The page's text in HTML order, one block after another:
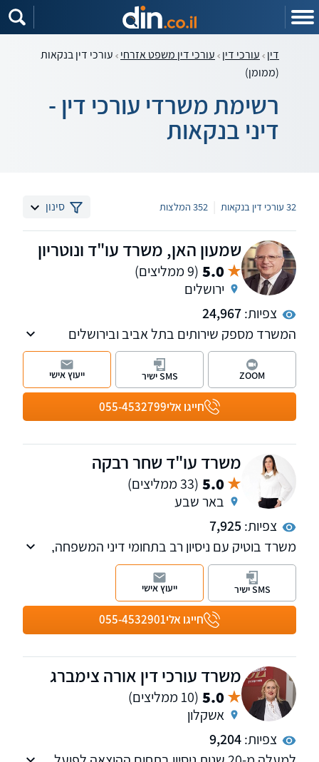
דין עורכי דין עורכי דין משפט אזרחי עורכי דין בנקאות
(ממומן)
רשימת משרדי עורכי דין -
דיני בנקאות
32 עורכי דין בנקאות 352 המלצות סינון
שמעון האן, משרד עו"ד ונוטריון
5.0 (9 ממליצים)
ירושלים
צפיות:24,967
המשרד מספק שירותים בתל אביב ובירושלים
ועוסק במקרקעין, תביעות כספיות, משפט אזרחי
מסחרי, צוואות והסכמי יחסי ממון, הוצאה לפועל
ופשיטות רגל. בנוסף, המשרד
חייגו אלי055-4532799
ZOOM SMS ישיר ייעוץ אישי
משרד עו"ד שחר רבקה
5.0 (33 ממליצים)
באר שבע
צפיות:7,925
משרד בוטיק עם ניסיון רב בתחומי דיני המשפחה,
מקרקעין וההוצאה לפועל. ניסיון רב בטיפול בהליכי
גירושין מורכבים וגם בסיום בהסכמים כאשר טובת
הילדים היא עיקרון המנחה אותנו. נשמח לקבוע
עמכם פגישת ייעוץ.חייגו אלי055-4532901
SMS ישיר ייעוץ אישי
משרד עורכי דין אורה צימברג
5.0 (10 ממליצים)
אשקלון
צפיות:9,204